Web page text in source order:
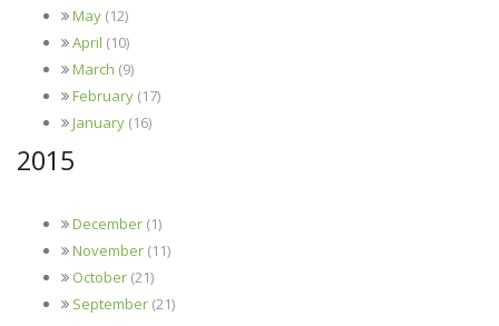
May (12)
April (10)
March (9)
February (17)
January (16)
2015
December (1)
November (11)
October (21)
September (21)